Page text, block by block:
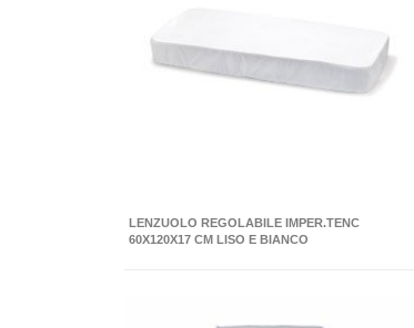
LENZUOLO REGOLABILE IMPER.TENC
60X120X17 CM LISO E BIANCO